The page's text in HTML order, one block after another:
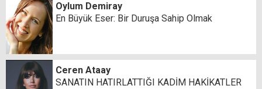
Oylum Demiray
En Büyük Eser: Bir Duruşa Sahip Olmak
Ceren Ataay
SANATIN HATIRLATTIĞI KADİM HAKİKATLER